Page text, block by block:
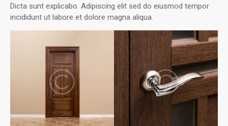
Dicta sunt explicabo. Adipiscing elit sed do eiusmod tempor
incididunt ut labore et dolore magna aliqua.